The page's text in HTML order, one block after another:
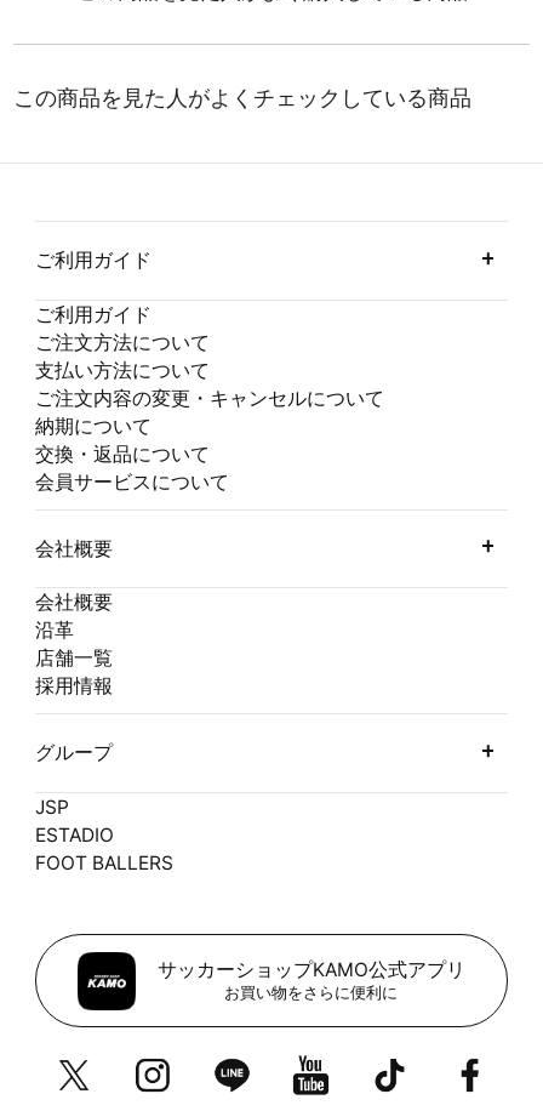
ご利用ガイド
ご利用ガイド
ご注文方法について
支払い方法について
ご注文内容の変更・キャンセルについて
納期について
交換・返品について
会員サービスについて
会社概要
会社概要
沿革
店舗一覧
採用情報
グループ
JSP
ESTADIO
FOOT BALLERS
サッカーショップKAMO公式アプリ
お買い物をさらに便利に